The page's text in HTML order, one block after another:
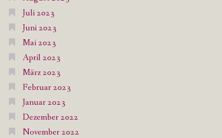
Juli 2023
Juni 2023
Mai 2023
April 2023
März 2023
Februar 2023
Januar 2023
Dezember 2022
November 2022